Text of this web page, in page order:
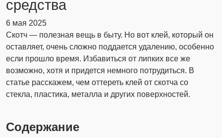
средства
6 мая 2025
Скотч — полезная вещь в быту. Но вот клей, который он
оставляет, очень сложно поддается удалению, особенно
если прошло время. Избавиться от липких все же
возможно, хотя и придется немного потрудиться. В
статье расскажем, чем оттереть клей от скотча со
стекла, пластика, металла и других поверхностей.
Содержание